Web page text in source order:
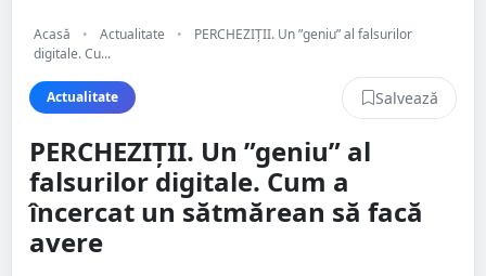
Acasă • Actualitate •
PERCHEZIȚII. Un ”geniu” al falsurilor
digitale. Cu...
Actualitate Salvează
PERCHEZIȚII. Un ”geniu” al
falsurilor digitale. Cum a
încercat un sătmărean să facă
avere